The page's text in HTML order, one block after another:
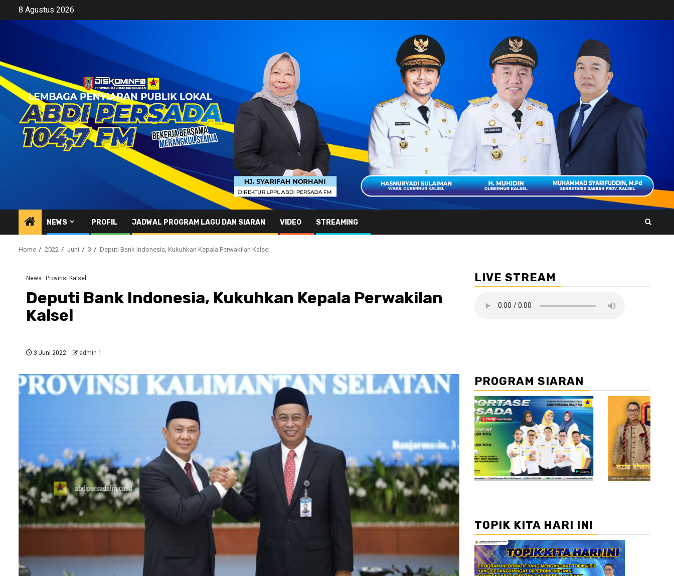
content
8 Agustus 2026
NEWS PROFIL JADWAL PROGRAM LAGU DAN SIARAN VIDEO STREAMING
Home 2022 Juni 3 Deputi Bank Indonesia, Kukuhkan Kepala Perwakilan Kalsel
News Provinsi Kalsel
Deputi Bank Indonesia, Kukuhkan Kepala Perwakilan
Kalsel
3 Juni 2022 admin 1
LIVE STREAM
PROGRAM SIARAN
//2
TOPIK KITA HARI INI